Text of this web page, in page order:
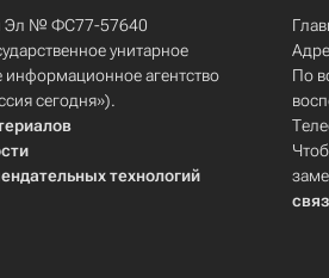
Эл № ФС77-57640
унитарное
агентство
сегодня»).
технологий
По